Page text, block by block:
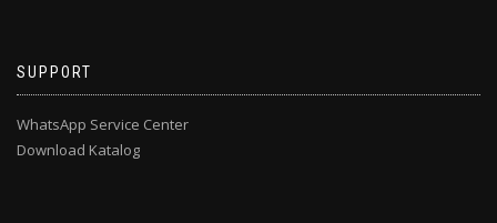
SUPPORT
WhatsApp Service Center
Download Katalog